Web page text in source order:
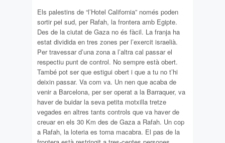
Els palestins de “l’Hotel California” només poden
sortir pel sud, per Rafah, la frontera amb Egipte.
Des de la ciutat de Gaza no és fàcil. La franja ha
estat dividida en tres zones per l’exercit israelià.
Per travessar d’una zona a l’altra cal passar el
respectiu punt de control. No sempre està obert.
També pot ser que estigui obert i que a tu no t’hi
deixin passar. Va com va. Un nen que acaba de
venir a Barcelona, per ser operat a la Barraquer, va
haver de buidar la seva petita motxilla tretze
vegades en altres tants controls que va haver de
creuar en els 30 Km des de Gaza a Rafah. Un cop
a Rafah, la loteria es torna macabra. El pas de la